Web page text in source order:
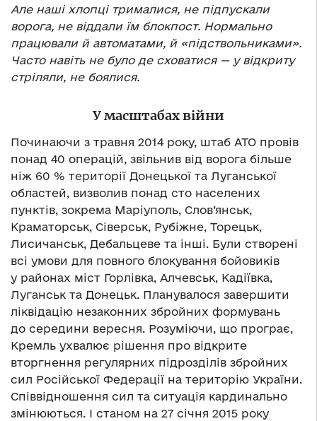
Але наші хлопці трималися, не підпускали
ворога, не віддали їм блокпост. Нормально
працювали й автоматами, й «підствольниками».
Часто навіть не було де сховатися — у відкриту
стріляли, не боялися.
У масштабах війни
Починаючи з травня 2014 року, штаб АТО провів
понад 40 операцій, звільнив від ворога більше
ніж 60 % території Донецької та Луганської
областей, визволив понад сто населених
пунктів, зокрема Маріуполь, Слов’янськ,
Краматорськ, Сіверськ, Рубіжне, Торецьк,
Лисичанськ, Дебальцеве та інші. Були створені
всі умови для повного блокування бойовиків
у районах міст Горлівка, Алчевськ, Кадіївка,
Луганськ та Донецьк. Планувалося завершити
ліквідацію незаконних збройних формувань
до середини вересня. Розуміючи, що програє,
Кремль ухвалює рішення про відкрите
вторгнення регулярних підрозділів збройних
сил Російської Федерації на територію України.
Співвідношення сил та ситуація кардинально
змінюються. І станом на 27 січня 2015 року